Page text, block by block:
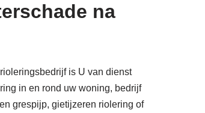
na
is U van dienst
in en rond uw woning, bedrijf
grespijp, gietijzeren riolering of